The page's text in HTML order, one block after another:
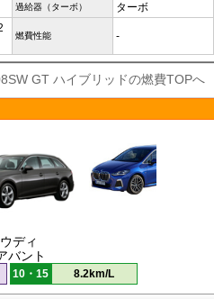
過給器（ターボ） ターボ
燃費性能 -
GT ハイブリッドの燃費TOPへ
ディ
バント
10・15 8.2km/L